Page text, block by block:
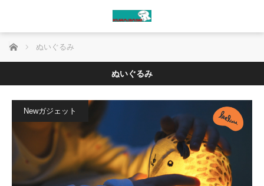
ホーム ぬいぐるみ
ぬいぐるみ
Newガジェット